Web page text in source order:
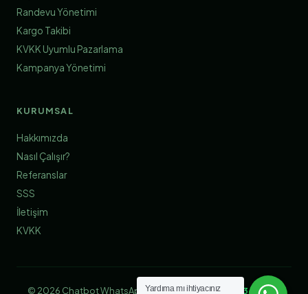
Randevu Yönetimi
Kargo Takibi
KVKK Uyumlu Pazarlama
Kampanya Yönetimi
KURUMSAL
Hakkımızda
Nasıl Çalışır?
Referanslar
SSS
İletişim
KVKK
© 2026 Chatbot WhatsApp | Tasarım & Geliştirme: 360 Soft
Yardıma mı ihtiyacınız